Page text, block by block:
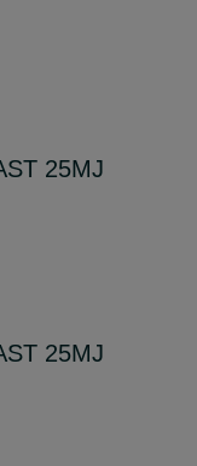
25MJ
25MJ